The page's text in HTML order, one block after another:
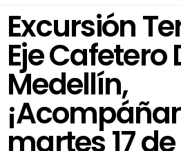
Excursión
Eje Cafetero
Medellín,
martes 17